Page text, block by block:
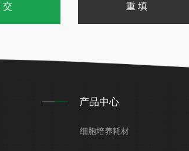
产品中心
细胞培养耗材